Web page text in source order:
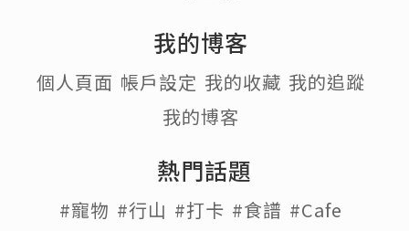
我的博客
個人頁面 帳戶設定 我的收藏 我的追蹤
我的博客
熱門話題
#寵物 #行山 #打卡 #食譜 #Cafe